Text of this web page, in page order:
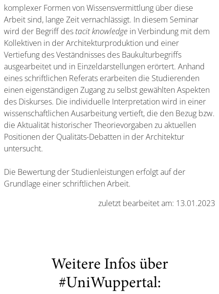
komplexer Formen von Wissensvermittlung über diese
Arbeit sind, lange Zeit vernachlässigt. In diesem Seminar
wird der Begriff des tacit knowledge in Verbindung mit dem
Kollektiven in der Architekturproduktion und einer
Vertiefung des Veständnisses des Baukulturbegriffs
ausgearbeitet und in Einzeldarstellungen erörtert. Anhand
eines schriftlichen Referats erarbeiten die Studierenden
einen eigenständigen Zugang zu selbst gewählten Aspekten
des Diskurses. Die individuelle Interpretation wird in einer
wissenschaftlichen Ausarbeitung vertieft, die den Bezug bzw.
die Aktualität historischer Theorievorgaben zu aktuellen
Positionen der Qualitäts-Debatten in der Architektur
untersucht.
Die Bewertung der Studienleistungen erfolgt auf der
Grundlage einer schriftlichen Arbeit.
zuletzt bearbeitet am: 13.01.2023
Weitere Infos über
#UniWuppertal: